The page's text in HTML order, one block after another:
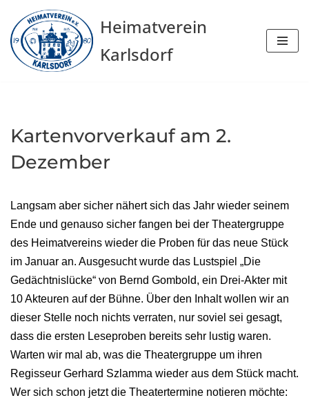
Zum
Inhalt
springen
Heimatverein
Karlsdorf
Kartenvorverkauf am 2.
Dezember
Langsam aber sicher nähert sich das Jahr wieder seinem
Ende und genauso sicher fangen bei der Theatergruppe
des Heimatvereins wieder die Proben für das neue Stück
im Januar an. Ausgesucht wurde das Lustspiel „Die
Gedächtnislücke“ von Bernd Gombold, ein Drei-Akter mit
10 Akteuren auf der Bühne. Über den Inhalt wollen wir an
dieser Stelle noch nichts verraten, nur soviel sei gesagt,
dass die ersten Leseproben bereits sehr lustig waren.
Warten wir mal ab, was die Theatergruppe um ihren
Regisseur Gerhard Szlamma wieder aus dem Stück macht.
Wer sich schon jetzt die Theatertermine notieren möchte: